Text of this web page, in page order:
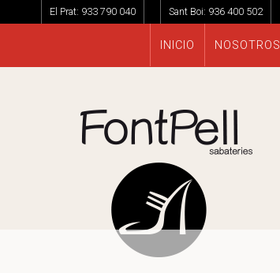
El Prat: 933 790 040 Sant Boi: 936 400 502
INICIO NOSOTROS